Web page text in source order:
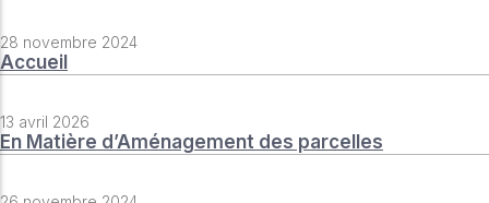
28 novembre 2024
Accueil
13 avril 2026
En Matière d’Aménagement des parcelles